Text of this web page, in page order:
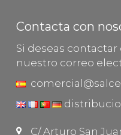
Contacta con
Si deseas
nuestro correo
C/ Arturo San